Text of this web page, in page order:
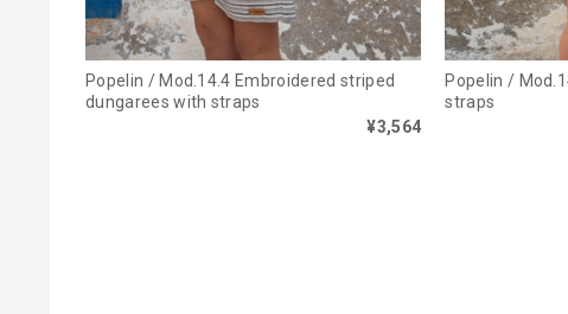
Popelin / Mod.14.4 Embroidered striped
dungarees with straps
¥3,564
Popelin /
straps